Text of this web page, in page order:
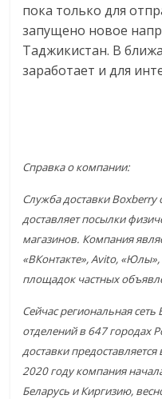
пока только для
запущено новое
Таджикистан. В
заработает и для
Справка о компании:
Служба доставки Boxberry
доставляет посылки
магазинов. Компания
«ВКонтакте», Avito,
площадок частных
Сейчас региональная
отделений в 647 городах
доставки
2020 году компания
Беларусь и Киргизию,